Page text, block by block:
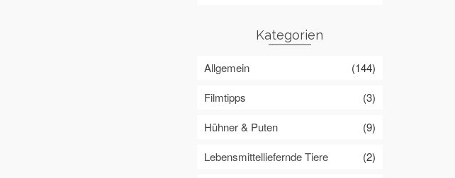
Kategorien
Allgemein
(144)
Filmtipps
(3)
Hühner & Puten
(9)
Lebensmittelliefernde Tiere
(2)